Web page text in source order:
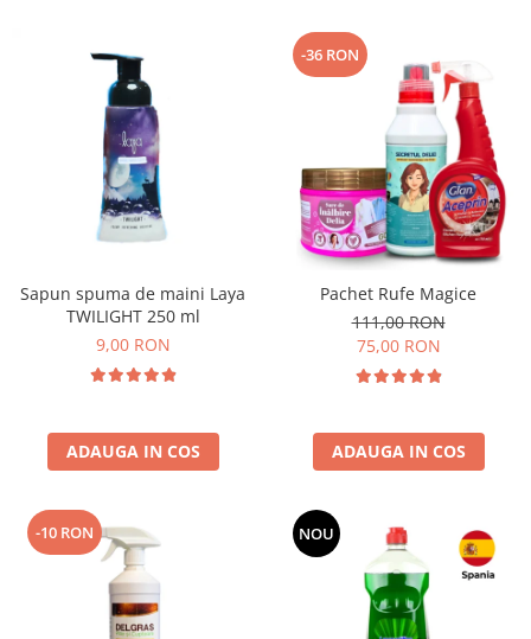
Sapun spuma de maini Laya
TWILIGHT 250 ml
9,00 RON
ADAUGA IN COS
-36 RON
Pachet Rufe Magice
111,00 RON
75,00 RON
ADAUGA IN COS
-10 RON NOU